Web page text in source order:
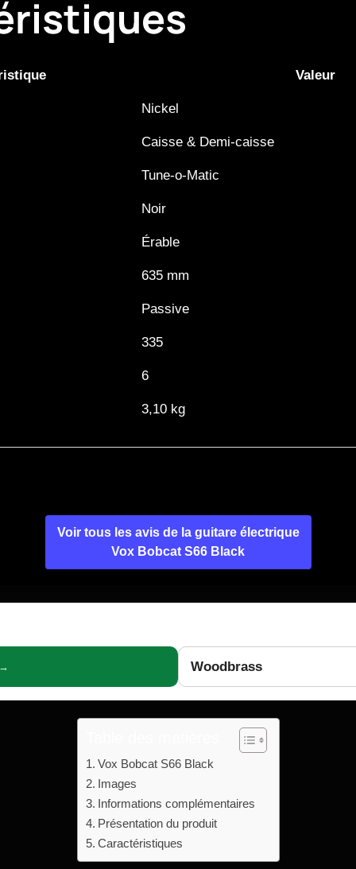
Valeur
Nickel
Caisse & Demi-caisse
Tune-o-Matic
Noir
Érable
635 mm
Passive
335
6
3,10 kg
Voir tous les avis de la guitare électrique
Vox Bobcat S66 Black
Woodbrass
Vox Bobcat S66 Black
Images
Informations complémentaires
Présentation du produit
Caractéristiques